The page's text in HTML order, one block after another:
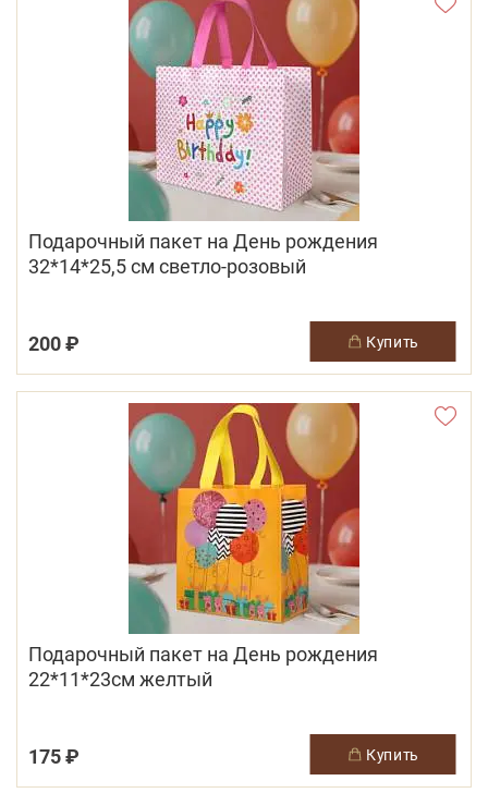
Подарочный пакет на День рождения
32*14*25,5 см светло-розовый
200 ₽ купить
Подарочный пакет на День рождения
22*11*23см желтый
175 ₽ купить